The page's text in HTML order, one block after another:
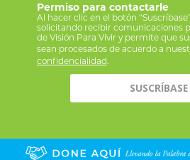
Permiso para contactarle
Al hacer clic en el botón
solicitando recibir comunicaciones
de Visión Para Vivir y permite que
sean procesados de acuerdo a
confidencialidad.